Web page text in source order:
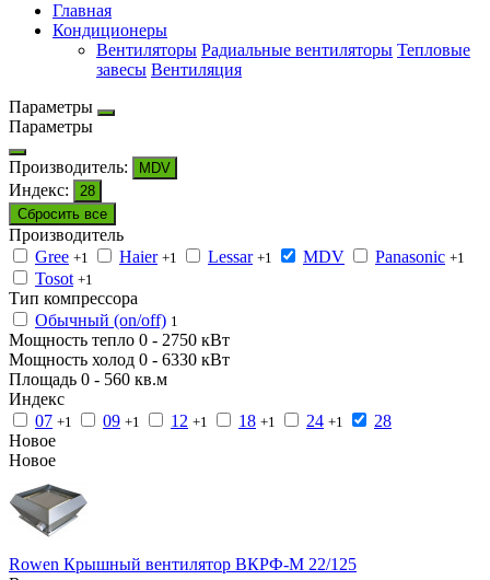
Главная
Кондиционеры
Вентиляторы Радиальные вентиляторы Тепловые
завесы Вентиляция
Параметры
Параметры
Производитель: MDV
Индекс:
28
Сбросить все
Производитель
Gree +1 Haier +1 Lessar +1 MDV Panasonic +1
Tosot +1
Тип компрессора
Обычный (on/off) 1
Мощность тепло 0 - 2750 кВт
Мощность холод 0 - 6330 кВт
Площадь 0 - 560 кв.м
Индекс
07 +1 09 +1 12 +1 18 +1 24 +1
28
Новое
Новое
Rowen Крышный вентилятор ВКРФ-М 22/125